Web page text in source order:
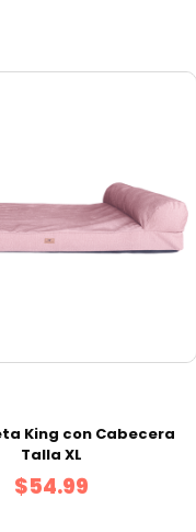
King con Cabecera
Talla XL
$54.99